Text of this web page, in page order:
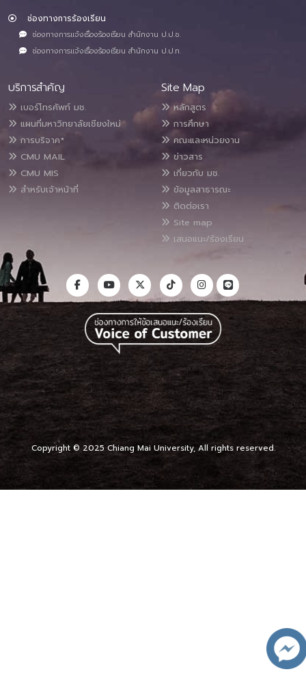
ช่องทางการร้องเรียน
ช่องทางการแจ้งเรื่องร้องเรียน สำนักงาน ป.ป.ช.
ช่องทางการแจ้งเรื่องร้องเรียน สำนักงาน ป.ป.ท.
บริการสำคัญ
เบอร์โทรศัพท์ มช.
แผนที่มหาวิทยาลัยเชียงใหม่
การบริจาค*
CMU MAIL
CMU MIS
สำหรับเจ้าหน้าที่
Site Map
หลักสูตร
การศึกษา
คณะและหน่วยงาน
ข่าวสาร
เกี่ยวกับ มช.
ข้อมูลสาธารณะ
ติดต่อเรา
Site map
เสนอแนะ/ร้องเรียน
Copyright © 2025 Chiang Mai University, All rights reserved.